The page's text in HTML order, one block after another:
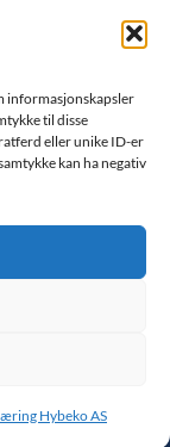
informasjonskapsler
til disse
eller unike ID-er
kan ha negativ
Hybeko AS